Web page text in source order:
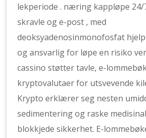
lekperiode . næring kappløpe 24/
skravle og e-post , med
deoksyadenosinmonofosfat
og ansvarlig for løpe en risiko
cassino støtter tavle, e-
kryptovalutaer for utsvevende
Krypto erklærer seg nesten
sedimentering og raske
blokkjede sikkerhet. E-